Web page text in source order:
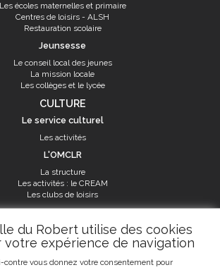
du Robert utilise des cookies
votre expérience de navigation
contre vous donnez votre consentement pour
Les écoles maternelles et primaire
Centres de loisirs - ALSH
Restauration scolaire
Jeunsesse
Le conseil local des jeunes
La mission locale
Les collèges et le lycée
CULTURE
Le service culturel
Les activités
L'OMCLR
La structure
Les activités : le CREAM
Les clubs de loisirs
SPORT
Les équipements sportifs
Les aménagements municipaux
Les activités